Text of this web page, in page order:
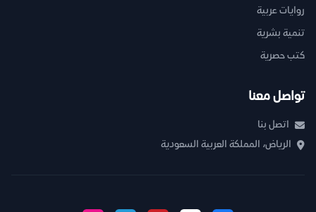
روايات عربية
تنمية بشرية
كتب حصرية
تواصل معنا
اتصل بنا
الرياض، المملكة العربية السعودية